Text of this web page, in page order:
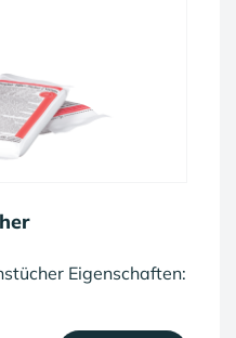
Eigenschaften: